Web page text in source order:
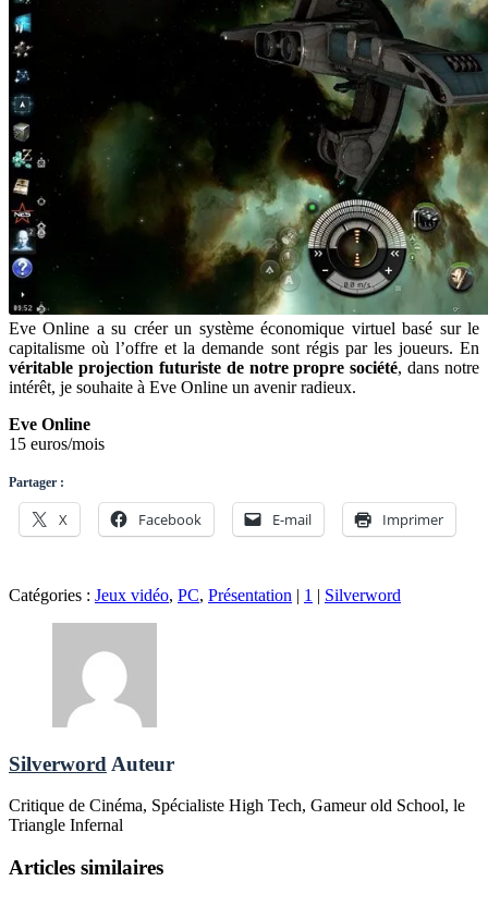
Eve Online a su créer un système économique virtuel basé sur le
capitalisme où l’offre et la demande sont régis par les joueurs. En
véritable projection futuriste de notre propre société, dans notre
intérêt, je souhaite à Eve Online un avenir radieux.
Eve Online
15 euros/mois
Partager :
X Facebook E-mail Imprimer
Catégories : Jeux vidéo, PC, Présentation | 1 | Silverword
Silverword Auteur
Critique de Cinéma, Spécialiste High Tech, Gameur old School, le
Triangle Infernal
Articles similaires